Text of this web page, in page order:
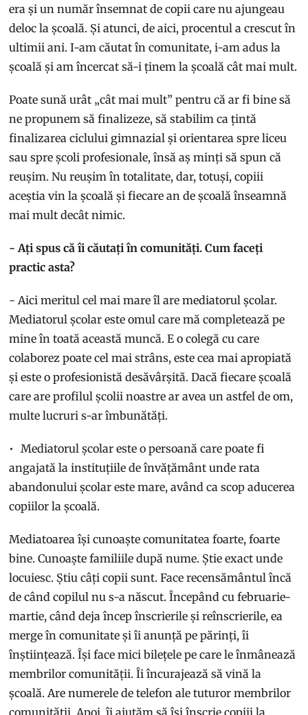
era și un număr însemnat de copii care nu ajungeau
deloc la școală. Și atunci, de aici, procentul a crescut în
ultimii ani. I-am căutat în comunitate, i-am adus la
școală și am încercat să-i ținem la școală cât mai mult.
Poate sună urât „cât mai mult” pentru că ar fi bine să
ne propunem să finalizeze, să stabilim ca țintă
finalizarea ciclului gimnazial și orientarea spre liceu
sau spre școli profesionale, însă aș minți să spun că
reușim. Nu reușim în totalitate, dar, totuși, copiii
aceștia vin la școală și fiecare an de școală înseamnă
mai mult decât nimic.
- Ați spus că îi căutați în comunități. Cum faceți
practic asta?
- Aici meritul cel mai mare îl are mediatorul școlar.
Mediatorul școlar este omul care mă completează pe
mine în toată această muncă. E o colegă cu care
colaborez poate cel mai strâns, este cea mai apropiată
și este o profesionistă desăvârșită. Dacă fiecare școală
care are profilul școlii noastre ar avea un astfel de om,
multe lucruri s-ar îmbunătăți.
Mediatorul școlar este o persoană care poate fi
angajată la instituțiile de învățământ unde rata
abandonului școlar este mare, având ca scop aducerea
copiilor la școală.
Mediatoarea își cunoaște comunitatea foarte, foarte
bine. Cunoaște familiile după nume. Știe exact unde
locuiesc. Știu câți copii sunt. Face recensământul încă
de când copilul nu s-a născut. Începând cu februarie-
martie, când deja încep înscrierile și reînscrierile, ea
merge în comunitate și îi anunță pe părinți, îi
înștiințează. Își face mici bilețele pe care le înmânează
membrilor comunității. Îi încurajează să vină la
școală. Are numerele de telefon ale tuturor membrilor